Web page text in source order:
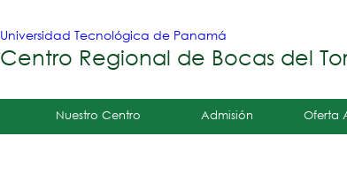
Universidad Tecnológica de Panamá
Centro Regional de Bocas del
Nuestro Centro Admisión Oferta